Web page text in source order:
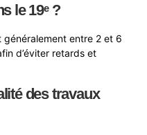
le 19ᵉ ?
généralement entre 2 et 6
d’éviter retards et
des travaux